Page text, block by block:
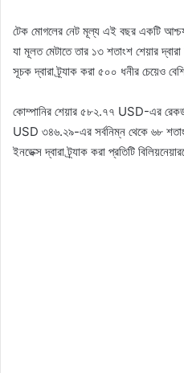
টেক মোগলের নেট মূল্য এই বছর একটি
যা মূলত মেটাতে তার ১৩ শতাংশ শেয়ার
সূচক দ্বারা ট্র্যাক করা ৫০০ ধনীর চেয়েও
কোম্পানির শেয়ার ৫৮২.৭৭ USD-এর রেকর্ড
USD ৩৪৬.২৯-এর সর্বনিম্ন থেকে ৬৮ শতাংশ
ইনডেক্স দ্বারা ট্র্যাক করা প্রতিটি